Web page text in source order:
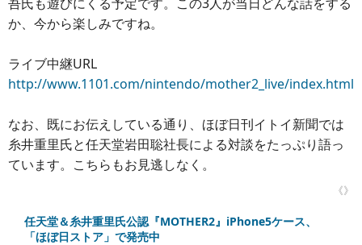
か、今から楽しみですね。
ライブ中継URL
http://www.1101.com/nintendo/mother2_live/index.html
なお、既にお伝えしている通り、ほぼ日刊イトイ新聞では
糸井重里氏と任天堂岩田聡社長による対談をたっぷり語っ
ています。こちらもお見逃しなく。
《》
任天堂＆糸井重里氏公認『MOTHER2』iPhone5ケース、
「ほぼ日ストア」で発売中